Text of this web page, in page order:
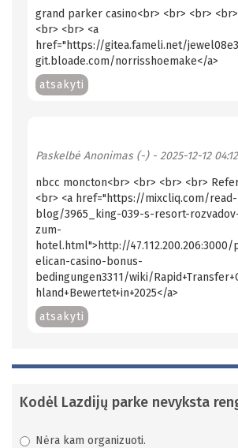
grand parker casino<br> <br> <br>
<br> <br> <a
href="https://gitea.fameli.net/
git.bloade.com/norrisshoemake</a>
atsakyti
Paskelbė Anonimas (-)- 2025-12-12
nbcc moncton<br> <br> <br> <br>
<br> <a href="https://mixcliq.com/read-
blog/3965_king-039-s-resort-
zum-
hotel.html">http://
elican-casino-bonus-
bedingungen3311/wiki/
hland+Bewertet+in+2025</a>
atsakyti
Kodėl Lazdijų parke nevyksta
Nėra kam organizuoti.